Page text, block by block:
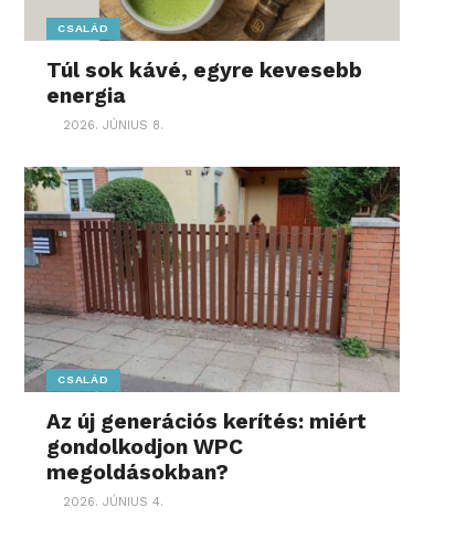
CSALÁD
Túl sok kávé, egyre kevesebb
energia
2026. JÚNIUS 8.
CSALÁD
Az új generációs kerítés: miért
gondolkodjon WPC
megoldásokban?
2026. JÚNIUS 4.